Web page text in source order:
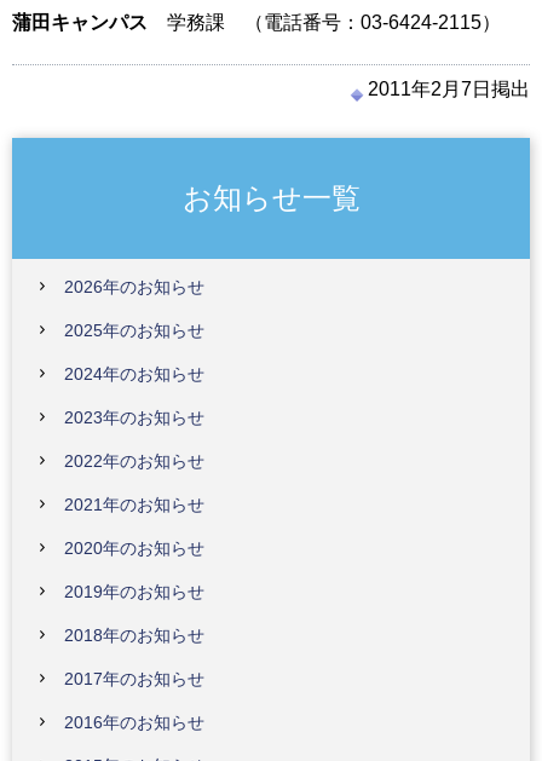
蒲田キャンパス 学務課 （電話番号：03-6424-2115）
2011年2月7日掲出
お知らせ一覧
2026年のお知らせ
2025年のお知らせ
2024年のお知らせ
2023年のお知らせ
2022年のお知らせ
2021年のお知らせ
2020年のお知らせ
2019年のお知らせ
2018年のお知らせ
2017年のお知らせ
2016年のお知らせ